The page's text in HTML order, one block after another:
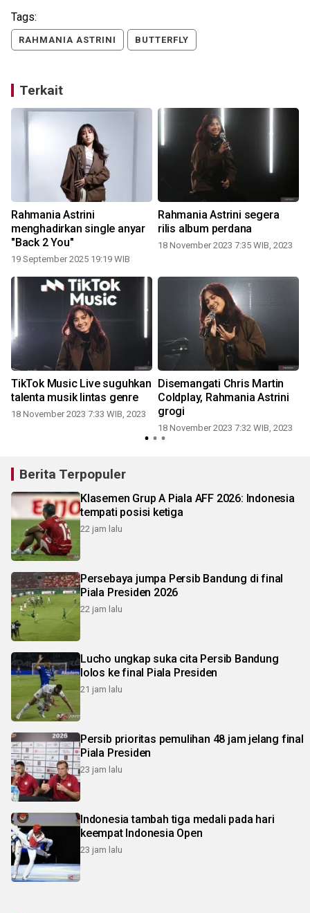
Tags:
RAHMANIA ASTRINI BUTTERFLY
Terkait
Rahmania Astrini
menghadirkan single anyar
"Back 2 You"
19 September 2025 19:19 WIB
Rahmania Astrini segera
rilis album perdana
18 November 2023 7:35 WIB, 2023
TikTok Music Live suguhkan
talenta musik lintas genre
18 November 2023 7:33 WIB, 2023
Disemangati Chris Martin
Coldplay, Rahmania Astrini
grogi
18 November 2023 7:32 WIB, 2023
Berita Terpopuler
Klasemen Grup A Piala AFF 2026: Indonesia
tempati posisi ketiga
22 jam lalu
Persebaya jumpa Persib Bandung di final
Piala Presiden 2026
22 jam lalu
Lucho ungkap suka cita Persib Bandung
lolos ke final Piala Presiden
21 jam lalu
Persib prioritas pemulihan 48 jam jelang final
Piala Presiden
23 jam lalu
Indonesia tambah tiga medali pada hari
keempat Indonesia Open
23 jam lalu